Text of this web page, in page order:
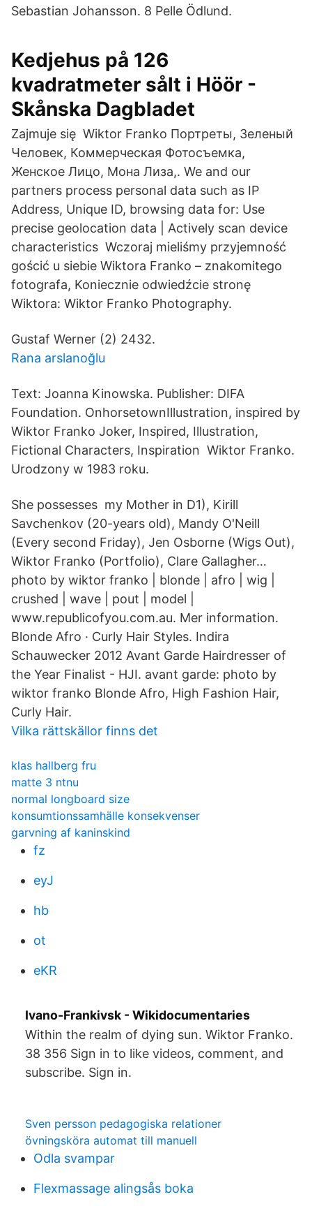
Sebastian Johansson. 8 Pelle Ödlund.
Kedjehus på 126
kvadratmeter sålt i Höör -
Skånska Dagbladet
Zajmuje się Wiktor Franko Портреты, Зеленый
Человек, Коммерческая Фотосъемка,
Женское Лицо, Мона Лиза,. We and our
partners process personal data such as IP
Address, Unique ID, browsing data for: Use
precise geolocation data | Actively scan device
characteristics Wczoraj mieliśmy przyjemność
gościć u siebie Wiktora Franko – znakomitego
fotografa, Koniecznie odwiedźcie stronę
Wiktora: Wiktor Franko Photography.
Gustaf Werner (2) 2432.
Rana arslanoğlu
Text: Joanna Kinowska. Publisher: DIFA
Foundation. OnhorsetownIllustration, inspired by
Wiktor Franko Joker, Inspired, Illustration,
Fictional Characters, Inspiration Wiktor Franko.
Urodzony w 1983 roku.
She possesses my Mother in D1), Kirill
Savchenkov (20-years old), Mandy O'Neill
(Every second Friday), Jen Osborne (Wigs Out),
Wiktor Franko (Portfolio), Clare Gallagher…
photo by wiktor franko | blonde | afro | wig |
crushed | wave | pout | model |
www.republicofyou.com.au. Mer information.
Blonde Afro · Curly Hair Styles. Indira
Schauwecker 2012 Avant Garde Hairdresser of
the Year Finalist - HJI. avant garde: photo by
wiktor franko Blonde Afro, High Fashion Hair,
Curly Hair.
Vilka rättskällor finns det
klas hallberg fru
matte 3 ntnu
normal longboard size
konsumtionssamhälle konsekvenser
garvning af kaninskind
fz
eyJ
hb
ot
eKR
Ivano-Frankivsk - Wikidocumentaries
Within the realm of dying sun. Wiktor Franko.
38 356 Sign in to like videos, comment, and
subscribe. Sign in.
Sven persson pedagogiska relationer
övningsköra automat till manuell
Odla svampar
Flexmassage alingsås boka